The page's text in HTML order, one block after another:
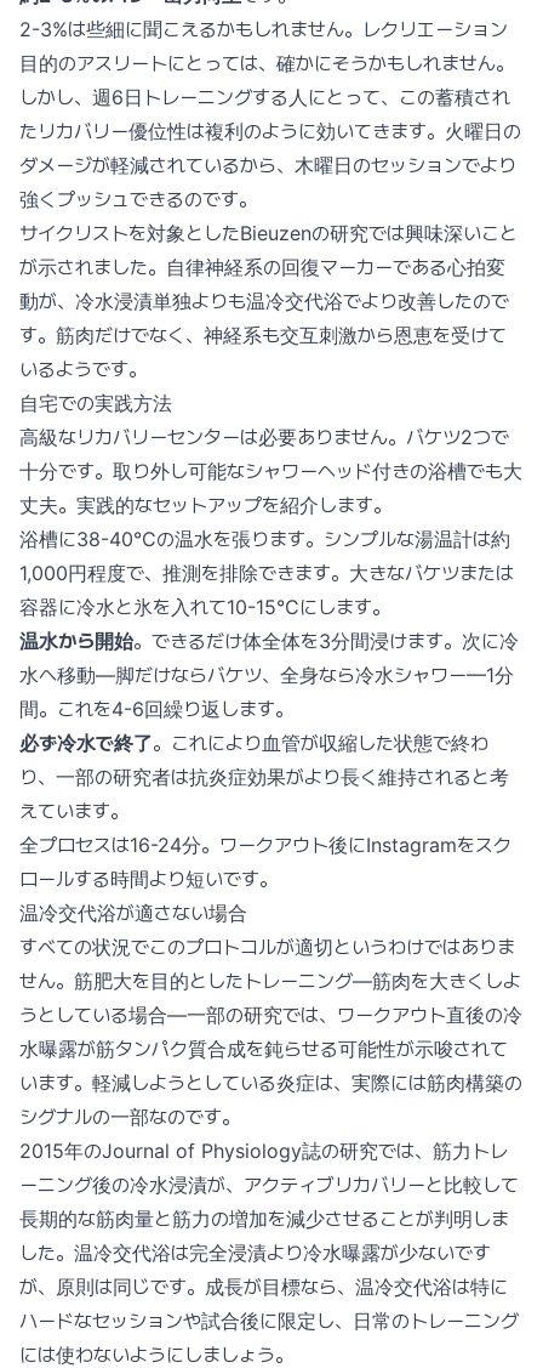
2-3%は些細に聞こえるかもしれません。レクリエーション
目的のアスリートにとっては、確かにそうかもしれません。
しかし、週6日トレーニングする人にとって、この蓄積され
たリカバリー優位性は複利のように効いてきます。火曜日の
ダメージが軽減されているから、木曜日のセッションでより
強くプッシュできるのです。
サイクリストを対象としたBieuzenの研究では興味深いこと
が示されました。自律神経系の回復マーカーである心拍変
動が、冷水浸漬単独よりも温冷交代浴でより改善したので
す。筋肉だけでなく、神経系も交互刺激から恩恵を受けて
いるようです。
自宅での実践方法
高級なリカバリーセンターは必要ありません。バケツ2つで
十分です。取り外し可能なシャワーヘッド付きの浴槽でも大
丈夫。実践的なセットアップを紹介します。
浴槽に38-40°Cの温水を張ります。シンプルな湯温計は約
1,000円程度で、推測を排除できます。大きなバケツまたは
容器に冷水と氷を入れて10-15°Cにします。
温水から開始。できるだけ体全体を3分間浸けます。次に冷
水へ移動—脚だけならバケツ、全身なら冷水シャワー—1分
間。これを4-6回繰り返します。
必ず冷水で終了。これにより血管が収縮した状態で終わ
り、一部の研究者は抗炎症効果がより長く維持されると考
えています。
全プロセスは16-24分。ワークアウト後にInstagramをスク
ロールする時間より短いです。
温冷交代浴が適さない場合
すべての状況でこのプロトコルが適切というわけではありま
せん。筋肥大を目的としたトレーニング—筋肉を大きくしよ
うとしている場合—一部の研究では、ワークアウト直後の冷
水曝露が筋タンパク質合成を鈍らせる可能性が示唆されて
います。軽減しようとしている炎症は、実際には筋肉構築の
シグナルの一部なのです。
2015年のJournal of Physiology誌の研究では、筋力トレ
ーニング後の冷水浸漬が、アクティブリカバリーと比較して
長期的な筋肉量と筋力の増加を減少させることが判明しま
した。温冷交代浴は完全浸漬より冷水曝露が少ないです
が、原則は同じです。成長が目標なら、温冷交代浴は特に
ハードなセッションや試合後に限定し、日常のトレーニング
には使わないようにしましょう。